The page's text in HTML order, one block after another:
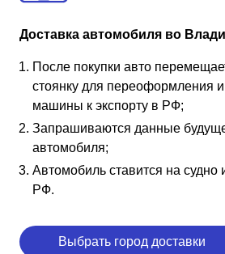
Доставка автомобиля во
После покупки авто
стоянку для переоформления и
машины к экспорту в РФ;
Запрашиваются данные
автомобиля;
Автомобиль ставится на судно
РФ.
Выбрать город доставки